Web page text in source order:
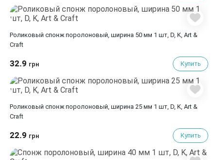
Роликовый спонж поролоновый, ширина 50 мм 1 шт, D, K, Art &
Сraft
32.9 грн Купить
Роликовый спонж поролоновый, ширина 25 мм 1 шт, D, K, Art &
Сraft
22.9 грн Купить